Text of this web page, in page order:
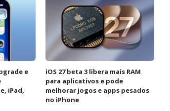
e
iPad,
iOS 27 beta 3 libera mais RAM
para aplicativos e pode
melhorar jogos e apps pesados
no iPhone